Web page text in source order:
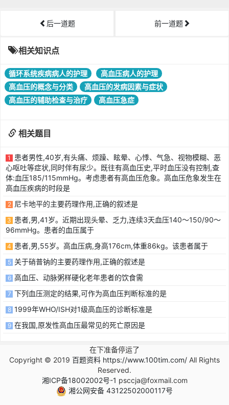
后一道题 前一道题
相关知识点
循环系统疾病病人的护理
高血压病人的护理
高血压的概念与分类
高血压的发病因素与症状
高血压的辅助检查与治疗
高血压急症
相关题目
1
患者男性,40岁,有头痛、烦躁、眩晕、心悸、气急、视物模糊、恶
心呕吐等症状,同时伴有尿少。既往有高血压史,平时血压没有控制,查
体:血压185/115mmHg。考虑患者有高血压危象。高血压危象发生在
高血压疾病的时段是
2 尼卡地平的主要药理作用,正确的叙述是
3 患者,男,41岁。近期出现头晕、乏力,连续3天血压140～150/90～
96mmHg。患者的血压属于
4 患者,男,55岁。高血压病,身高176cm,体重86kg。该患者属于
5 关于硝普钠的主要药理作用,正确的叙述是
6 高血压、动脉粥样硬化老年患者的饮食需
7 下列血压测定的结果,可作为高血压判断标准的是
8 1999年WHO/ISH对1级高血压的诊断标准是
9 在我国,原发性高血压最常见的死亡原因是
在下准备停运了
Copyright © 2019 百题资料 https://www.100tim.com/ All Rights
Reserved.
湘ICP备18002002号-1 psccja@foxmail.com
湘公网安备 43122502000117号